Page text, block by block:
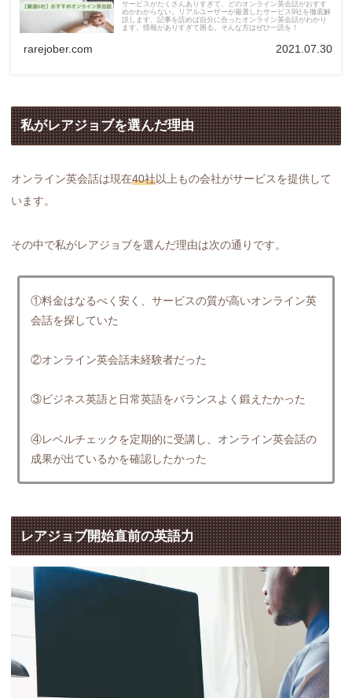
サービスがたくさんありすぎて、どのオンライン英会話がおすす
めかわからない。リアルユーザーが厳選したサービス9社を徹底解
説します。記事を読めば自分に合ったオンライン英会話がわかり
ます。情報がありすぎて困る。そんな方はぜひ一読を！
rarejober.com 2021.07.30
私がレアジョブを選んだ理由
オンライン英会話は現在40社以上もの会社がサービスを提供して
います。
その中で私がレアジョブを選んだ理由は次の通りです。
①料金はなるべく安く、サービスの質が高いオンライン英
会話を探していた
②オンライン英会話未経験者だった
③ビジネス英語と日常英語をバランスよく鍛えたかった
④レベルチェックを定期的に受講し、オンライン英会話の
成果が出ているかを確認したかった
レアジョブ開始直前の英語力